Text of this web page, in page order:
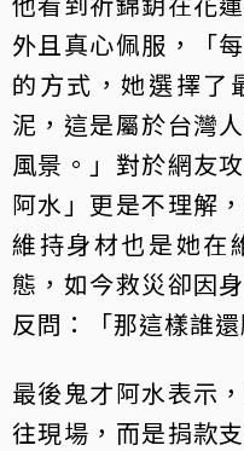
外且真心佩服，「
的方式，她選擇了
泥，這是屬於台灣
風景。」對於網友
阿水」更是不理解
維持身材也是她在
態，如今救災卻因
反問：「那這樣誰還
最後鬼才阿水表示
往現場，而是捐款